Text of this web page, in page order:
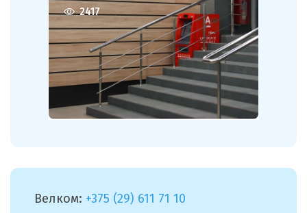
2417
Велком: +375 (29) 611 71 10